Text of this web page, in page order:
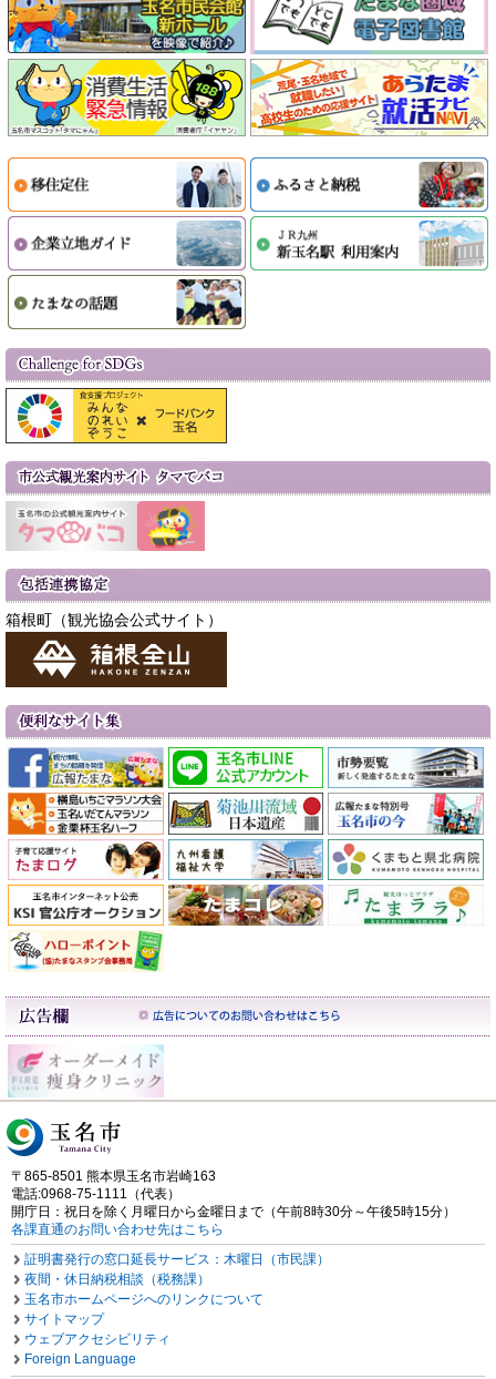
箱根町（観光協会公式サイト）
〒865-8501 熊本県玉名市岩崎163
電話:0968-75-1111（代表）
開庁日：祝日を除く月曜日から金曜日まで（午前8時30分～午後5時15分）
各課直通のお問い合わせ先はこちら
証明書発行の窓口延長サービス：木曜日（市民課）
夜間・休日納税相談（税務課）
玉名市ホームページへのリンクについて
サイトマップ
ウェブアクセシビリティ
Foreign Language